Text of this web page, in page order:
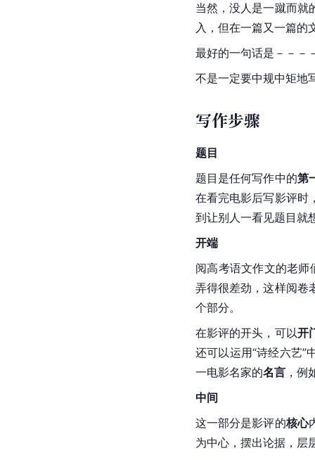
当然，没人是一蹴而就
入，但在一篇又一篇的
最好的一句话是－－－
不是一定要中规中矩地
写作步骤
题目
题目是任何写作中的第
在看完电影后写影评时
到让别人一看见题目就
开端
阅高考语文作文的老
弄得很差劲，这样阅卷
个部分。
在影评的开头，可以开
还可以运用“诗经六艺”
一电影名家的名言 ，例
中间
这一部分是影评的核心
为中心，摆出论据，层